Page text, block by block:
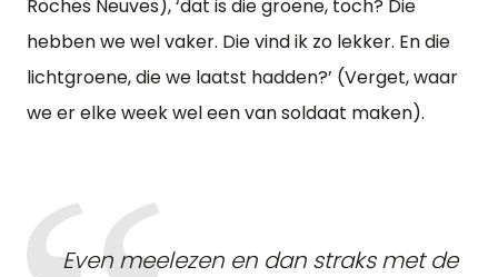
Roches Neuves), ‘dat is die groene, toch? Die
hebben we wel vaker. Die vind ik zo lekker. En die
lichtgroene, die we laatst hadden?’ (Verget, waar
we er elke week wel een van soldaat maken).
Even meelezen en dan straks met de